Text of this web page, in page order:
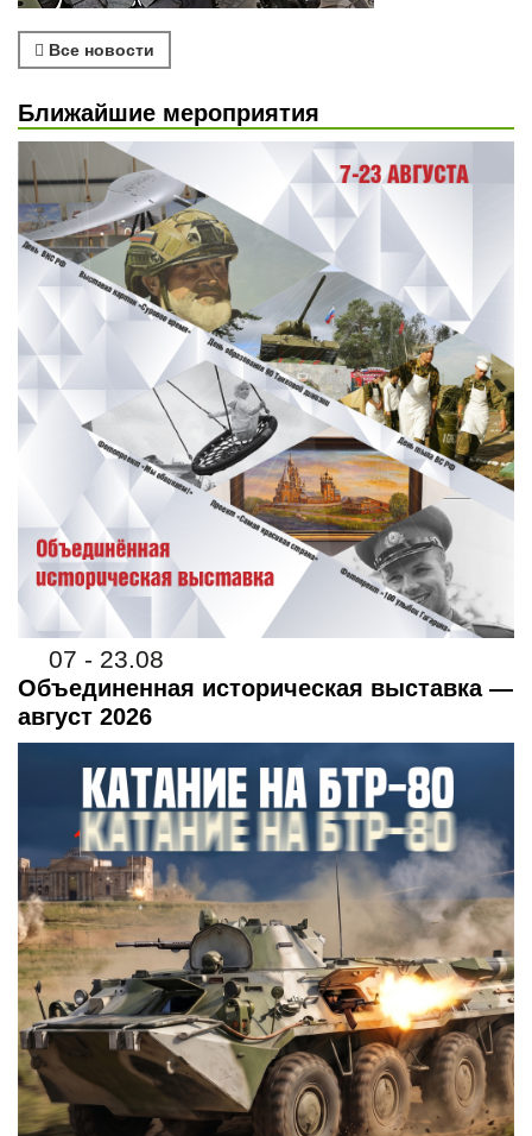
Все новости
Ближайшие мероприятия
07 - 23.08
Объединенная историческая выставка —
август 2026